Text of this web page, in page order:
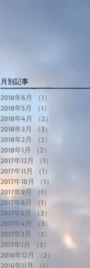
月別記事
2018年6月 （1）
2018年5月
（1）
2018年4月
（2）
2018年3月
（3）
2018年2月
（2）
2018年1月
（2）
2017年12月
（1）
2017年11月
（1）
2017年10月
（1）
2017年9月
（1）
2017年6月
（1）
2017年5月 （3）
2017年4月
（3）
2017年3月
（3）
3件の記事
2017年1月
（3）
3件の記事
2016年12月
（2）
2016年11月
（1）